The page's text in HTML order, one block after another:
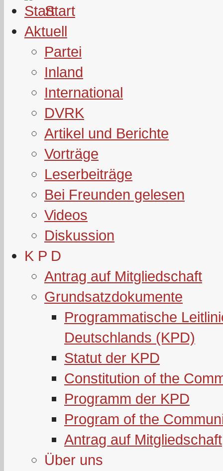
Start
Aktuell
Partei
Inland
International
DVRK
Artikel und Berichte
Vorträge
Leserbeiträge
Bei Freunden gelesen
Videos
Diskussion
K P D
Antrag auf Mitgliedschaft
Grundsatzdokumente
Programmatische
Deutschlands (KPD)
Statut der KPD
Constitution of the
Programm der KPD
Program of the
Antrag auf Mitgliedschaft
Über uns